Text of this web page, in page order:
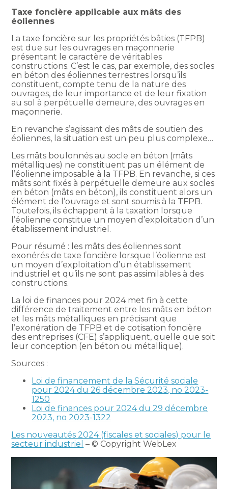
Taxe foncière applicable aux mâts des
éoliennes
La taxe foncière sur les propriétés bâties (TFPB)
est due sur les ouvrages en maçonnerie
présentant le caractère de véritables
constructions. C’est le cas, par exemple, des socles
en béton des éoliennes terrestres lorsqu’ils
constituent, compte tenu de la nature des
ouvrages, de leur importance et de leur fixation
au sol à perpétuelle demeure, des ouvrages en
maçonnerie.
En revanche s’agissant des mâts de soutien des
éoliennes, la situation est un peu plus complexe…
Les mâts boulonnés au socle en béton (mâts
métalliques) ne constituent pas un élément de
l’éolienne imposable à la TFPB. En revanche, si ces
mâts sont fixés à perpétuelle demeure aux socles
en béton (mâts en béton), ils constituent alors un
élément de l’ouvrage et sont soumis à la TFPB.
Toutefois, ils échappent à la taxation lorsque
l’éolienne constitue un moyen d’exploitation d’un
établissement industriel.
Pour résumé : les mâts des éoliennes sont
exonérés de taxe foncière lorsque l’éolienne est
un moyen d’exploitation d’un établissement
industriel et qu’ils ne sont pas assimilables à des
constructions.
La loi de finances pour 2024 met fin à cette
différence de traitement entre les mâts en béton
et les mâts métalliques en précisant que
l’exonération de TFPB et de cotisation foncière
des entreprises (CFE) s’appliquent, quelle que soit
leur conception (en béton ou métallique).
Sources :
Loi de financement de la Sécurité sociale
pour 2024 du 26 décembre 2023, no 2023-
1250
Loi de finances pour 2024 du 29 décembre
2023, no 2023-1322
Les nouveautés 2024 (fiscales et sociales) pour le
secteur industriel – © Copyright WebLex